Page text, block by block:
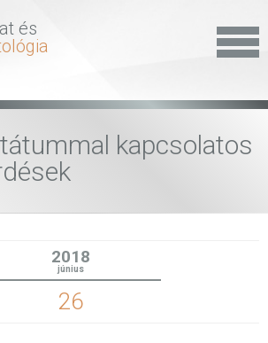
és
kapcsolatos
2018
június
26